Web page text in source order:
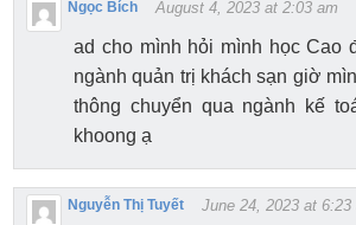
Ngọc Bích August 4, 2023 at 2:03 am
ad cho mình hỏi mình học Cao
ngành quản trị khách sạn giờ
thông chuyển qua ngành kế
khoong ạ
Nguyễn Thị Tuyết June 24, 2023 at 6:23